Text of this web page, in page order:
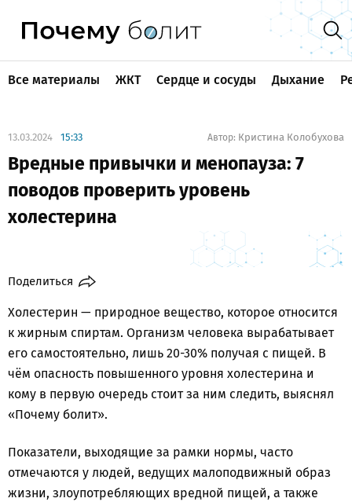
Все материалы ЖКТ Сердце и сосуды Дыхание
13.03.2024 15:33 Автор: Кристина Колобухова
Вредные привычки и менопауза: 7
поводов проверить уровень
холестерина
Поделиться
Холестерин — природное вещество, которое относится
к жирным спиртам. Организм человека вырабатывает
его самостоятельно, лишь 20-30% получая с пищей. В
чём опасность повышенного уровня холестерина и
кому в первую очередь стоит за ним следить, выяснял
«Почему болит».
Показатели, выходящие за рамки нормы, часто
отмечаются у людей, ведущих малоподвижный образ
жизни, злоупотребляющих вредной пищей, а также